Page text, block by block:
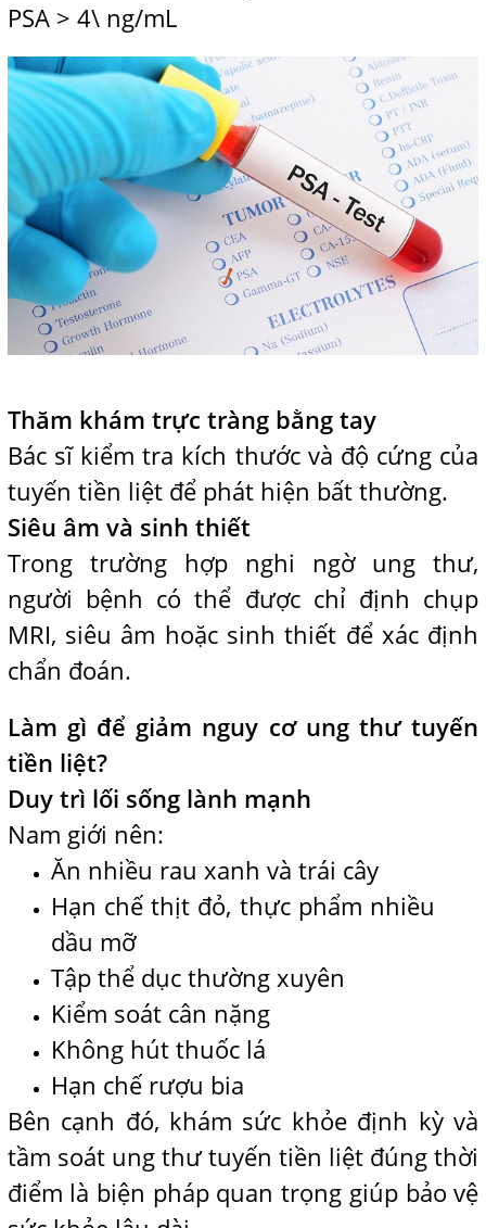
PSA > 4\ ng/mL
Thăm khám trực tràng bằng tay
Bác sĩ kiểm tra kích thước và độ cứng của
tuyến tiền liệt để phát hiện bất thường.
Siêu âm và sinh thiết
Trong trường hợp nghi ngờ ung thư,
người bệnh có thể được chỉ định chụp
MRI, siêu âm hoặc sinh thiết để xác định
chẩn đoán.
Làm gì để giảm nguy cơ ung thư tuyến
tiền liệt?
Duy trì lối sống lành mạnh
Nam giới nên:
Ăn nhiều rau xanh và trái cây
Hạn chế thịt đỏ, thực phẩm nhiều
dầu mỡ
Tập thể dục thường xuyên
Kiểm soát cân nặng
Không hút thuốc lá
Hạn chế rượu bia
Bên cạnh đó, khám sức khỏe định kỳ và
tầm soát ung thư tuyến tiền liệt đúng thời
điểm là biện pháp quan trọng giúp bảo vệ